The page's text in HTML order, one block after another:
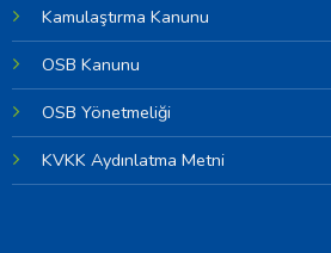
Kamulaştırma Kanunu
OSB Kanunu
OSB Yönetmeliği
KVKK Aydınlatma Metni